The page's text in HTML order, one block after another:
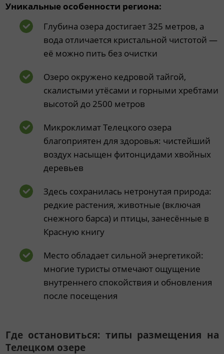
Уникальные особенности региона:
Глубина озера достигает 325 метров, а
вода отличается кристальной чистотой —
её можно пить без очистки
Озеро окружено кедровой тайгой,
скалистыми утёсами и горными хребтами
высотой до 2500 метров
Микроклимат Телецкого озера
благоприятен для здоровья: чистейший
воздух насыщен фитонцидами хвойных
деревьев
Здесь сохранилась нетронутая природа:
редкие растения, животные (включая
снежного барса) и птицы, занесённые в
Красную книгу
Место обладает сильной энергетикой:
многие туристы отмечают ощущение
внутреннего спокойствия и обновления
после посещения
Где остановиться: типы размещения на
Телецком озере